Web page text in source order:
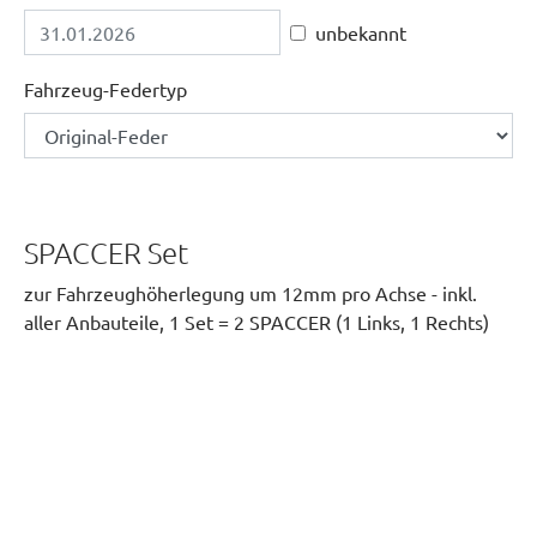
unbekannt
Fahrzeug-Federtyp
SPACCER Set
zur Fahrzeughöherlegung um 12mm pro Achse - inkl.
aller Anbauteile, 1 Set = 2 SPACCER (1 Links, 1 Rechts)